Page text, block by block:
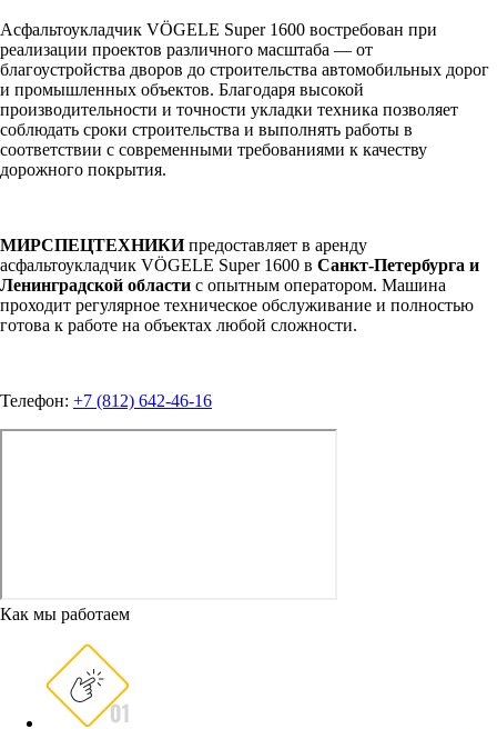
Асфальтоукладчик VÖGELE Super 1600 востребован при
реализации проектов различного масштаба — от
благоустройства дворов до строительства автомобильных дорог
и промышленных объектов. Благодаря высокой
производительности и точности укладки техника позволяет
соблюдать сроки строительства и выполнять работы в
соответствии с современными требованиями к качеству
дорожного покрытия.
МИРСПЕЦТЕХНИКИпредоставляет в аренду
асфальтоукладчик VÖGELE Super 1600 в Санкт-Петербурга и
Ленинградской области с опытным оператором. Машина
проходит регулярное техническое обслуживание и полностью
готова к работе на объектах любой сложности.
Телефон: +7 (812) 642-46-16
Как мы работаем